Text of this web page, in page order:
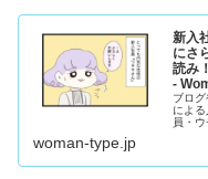
新入
にさ
読み
-
ブロ
によ
員・
woman-type.jp